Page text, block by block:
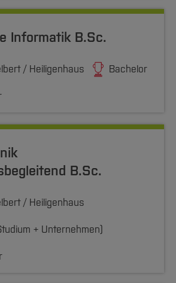
Projekte
Entwicklung
Hochschule
Hochschule
Informatik B.Sc.
/ Heiligenhaus Bachelor
B.Sc.
/ Heiligenhaus
+ Unternehmen)